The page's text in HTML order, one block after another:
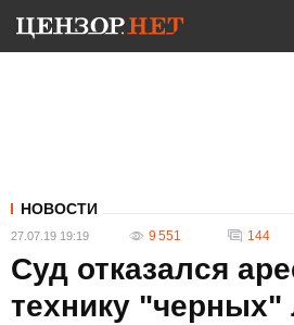
НОВОСТИ
27.07.19 19:19 9 551 144
Суд отказался
технику "черных"